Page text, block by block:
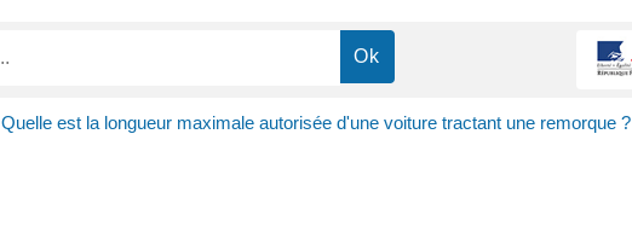
Quelle est la longueur maximale autorisée d'une voiture tractant une remorque ?